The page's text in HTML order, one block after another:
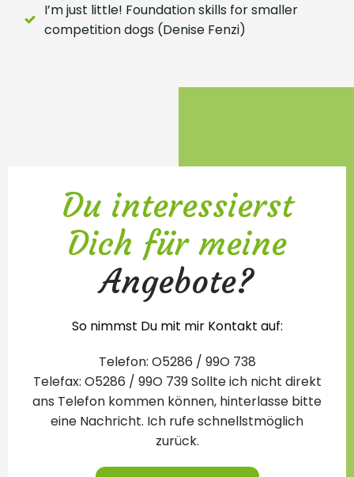
I’m just little! Foundation skills for smaller
competition dogs (Denise Fenzi)
Du interessierst
Dich für meine
Angebote?
So nimmst Du mit mir Kontakt auf:
Telefon: O5286 / 99O 738
Telefax: O5286 / 99O 739 Sollte ich nicht direkt
ans Telefon kommen können, hinterlasse bitte
eine Nachricht. Ich rufe schnellstmöglich
zurück.